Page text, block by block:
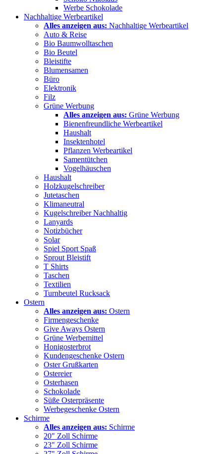
Werbe Schokolade
Nachhaltige Werbeartikel
Alles anzeigen aus: Nachhaltige Werbeartikel
Auto & Reise
Bio Baumwolltaschen
Bio Beutel
Bleistifte
Blumensamen
Büro
Elektronik
Filz
Grüne Werbung
Alles anzeigen aus: Grüne Werbung
Bienenfreundliche Werbeartikel
Haushalt
Insektenhotel
Pflanzen Werbeartikel
Samentütchen
Vogelhäuschen
Haushalt
Holzkugelschreiber
Jutetaschen
Klimaneutral
Kugelschreiber Nachhaltig
Lanyards
Notizbücher
Solar
Spiel Sport Spaß
Sprout Bleistift
T Shirts
Taschen
Textilien
Turnbeutel Rucksack
Ostern
Alles anzeigen aus: Ostern
Firmengeschenke
Give Aways Ostern
Grüne Werbemittel
Honigosterbrot
Kundengeschenke Ostern
Oster Grußkarten
Ostereier
Osterhasen
Schokolade
Süße Osterpräsente
Werbegeschenke Ostern
Schirme
Alles anzeigen aus: Schirme
20" Zoll Schirme
23" Zoll Schirme